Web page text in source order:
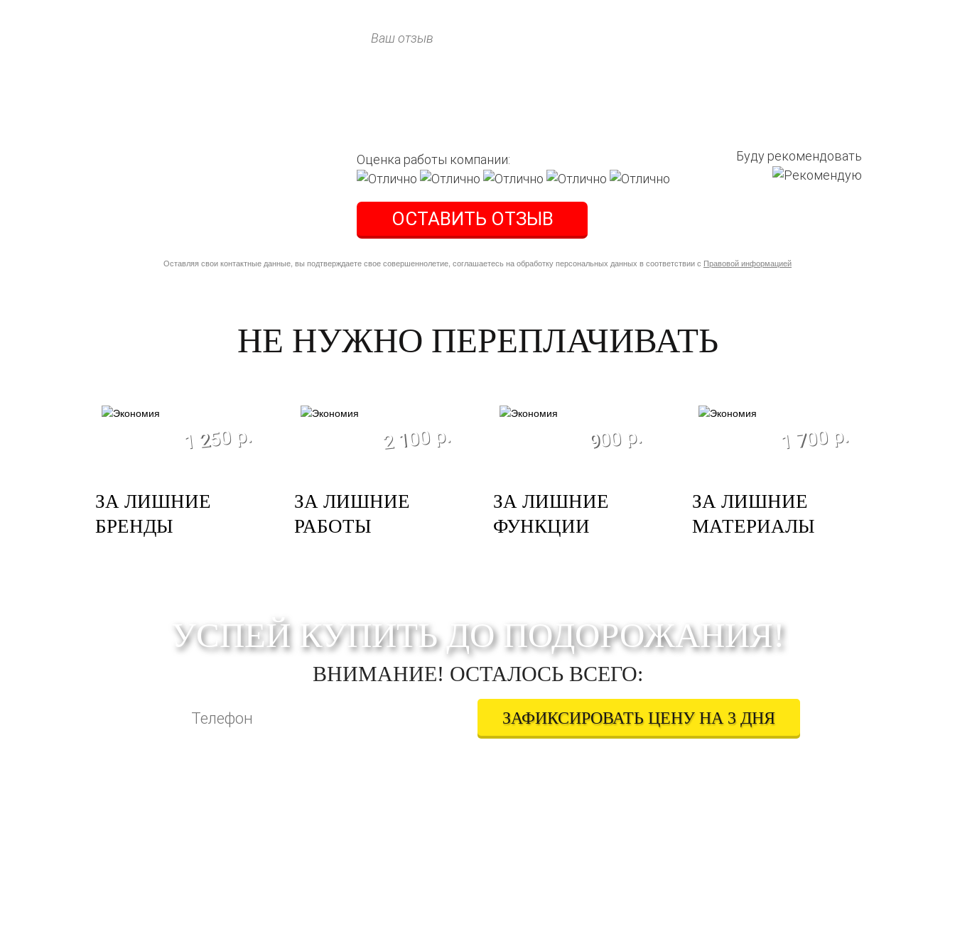
Оценка работы компании: Буду рекомендовать
Оставляя свои контактные данные, вы подтверждаете свое совершеннолетие, соглашаетесь на обработку персональных данных в соответствии с Правовой информацией
НЕ НУЖНО ПЕРЕПЛАЧИВАТЬ
1 250 р.
ЗА ЛИШНИЕ
БРЕНДЫ
2 100 р.
ЗА ЛИШНИЕ
РАБОТЫ
900 р.
ЗА ЛИШНИЕ
ФУНКЦИИ
1 700 р.
ЗА ЛИШНИЕ
МАТЕРИАЛЫ
УСПЕЙ КУПИТЬ ДО ПОДОРОЖАНИЯ!
ВНИМАНИЕ! ОСТАЛОСЬ ВСЕГО:
ЗАФИКСИРОВАТЬ ЦЕНУ НА 3 ДНЯ